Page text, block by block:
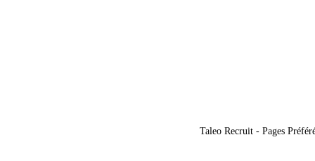
Taleo Recruit - Pages